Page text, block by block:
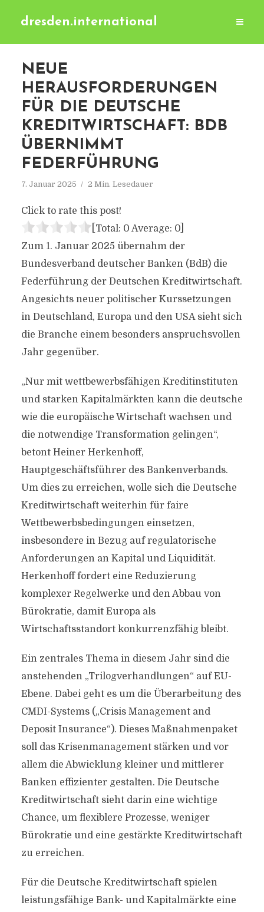
dresden.international
NEUE
HERAUSFORDERUNGEN
FÜR DIE DEUTSCHE
KREDITWIRTSCHAFT: BDB
ÜBERNIMMT
FEDERFÜHRUNG
7. Januar 2025 2 Min. Lesedauer
Click to rate this post!
[Total: 0 Average: 0]
Zum 1. Januar 2025 übernahm der
Bundesverband deutscher Banken (BdB) die
Federführung der Deutschen Kreditwirtschaft.
Angesichts neuer politischer Kurssetzungen
in Deutschland, Europa und den USA sieht sich
die Branche einem besonders anspruchsvollen
Jahr gegenüber.
„Nur mit wettbewerbsfähigen Kreditinstituten
und starken Kapitalmärkten kann die deutsche
wie die europäische Wirtschaft wachsen und
die notwendige Transformation gelingen“,
betont Heiner Herkenhoff,
Hauptgeschäftsführer des Bankenverbands.
Um dies zu erreichen, wolle sich die Deutsche
Kreditwirtschaft weiterhin für faire
Wettbewerbsbedingungen einsetzen,
insbesondere in Bezug auf regulatorische
Anforderungen an Kapital und Liquidität.
Herkenhoff fordert eine Reduzierung
komplexer Regelwerke und den Abbau von
Bürokratie, damit Europa als
Wirtschaftsstandort konkurrenzfähig bleibt.
Ein zentrales Thema in diesem Jahr sind die
anstehenden „Trilogverhandlungen“ auf EU-
Ebene. Dabei geht es um die Überarbeitung des
CMDI-Systems („Crisis Management and
Deposit Insurance“). Dieses Maßnahmenpaket
soll das Krisenmanagement stärken und vor
allem die Abwicklung kleiner und mittlerer
Banken effizienter gestalten. Die Deutsche
Kreditwirtschaft sieht darin eine wichtige
Chance, um flexiblere Prozesse, weniger
Bürokratie und eine gestärkte Kreditwirtschaft
zu erreichen.
Für die Deutsche Kreditwirtschaft spielen
leistungsfähige Bank- und Kapitalmärkte eine